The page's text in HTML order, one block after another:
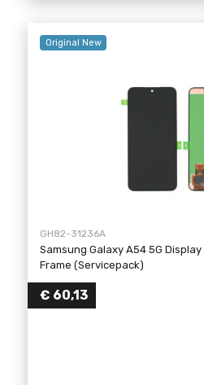
Original New
GH82-31236A
Samsung Galaxy A54 5G
Frame (Servicepack)
€ 60,13